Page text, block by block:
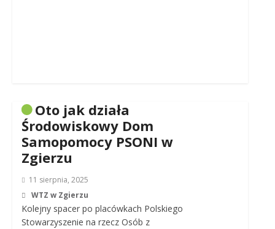
Oto jak działa
Środowiskowy Dom
Samopomocy PSONI w
Zgierzu
11 sierpnia, 2025
WTZ w Zgierzu
Kolejny spacer po placówkach Polskiego
Stowarzyszenie na rzecz Osób z